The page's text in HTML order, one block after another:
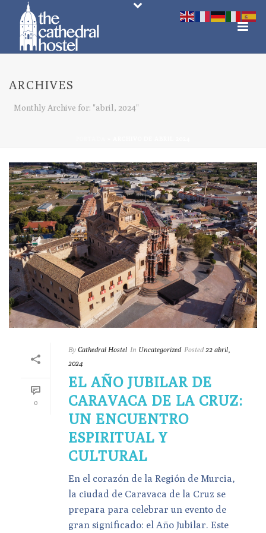
ARCHIVES
Monthly Archive for: "abril, 2024"
0
By Cathedral Hostel In Uncategorized Posted 22 abril,
2024
EL AÑO JUBILAR DE
CARAVACA DE LA CRUZ:
UN ENCUENTRO
ESPIRITUAL Y
CULTURAL
En el corazón de la Región de Murcia,
la ciudad de Caravaca de la Cruz se
prepara para celebrar un evento de
gran significado: el Año Jubilar. Este